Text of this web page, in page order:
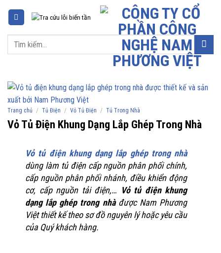
dungTìm
Trang chủ / Tủ Điện / Vỏ Tủ Điện / Tủ Trong Nhà
Vỏ Tủ Điện Khung Dạng Lắp Ghép Trong Nhà
Vỏ tủ điện khung dạng lắp ghép trong nhà
dùng làm tủ điện cấp nguồn phân phối chính,
cấp nguồn phân phối nhánh, điều khiển động
cơ, cấp nguồn tải điện,… Vỏ tủ điện khung
dạng lắp ghép trong nhà được Nam Phương
Việt thiết kế theo sơ đồ nguyên lý hoặc yêu cầu
của Quý khách hàng.